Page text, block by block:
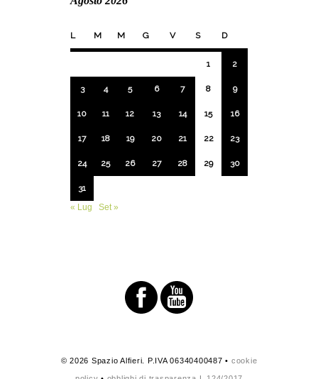
L M M G V S D
1 2
3 4 5 6 7 8 9
10 11 12 13 14 15 16
17 18 19 20 21 22 23
24 25 26 27 28 29 30
31
« Lug
Set »
© 2026 Spazio Alfieri. P.IVA 06340400487 • cookie